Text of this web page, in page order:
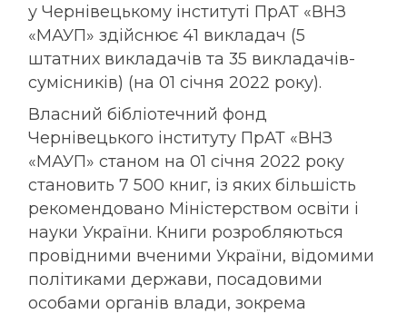
уЧернівецькому інституті ПрАТ «ВНЗ
«МАУП» здійснює 41 викладач (5
штатних викладачів та 35 викладачів-
сумісників) (на 01 січня 2022 року).
Власний бібліотечний фонд
Чернівецького інституту ПрАТ «ВНЗ
«МАУП» станом на 01 січня 2022 року
становить 7 500 книг, із яких більшість
рекомендовано Міністерством освіти і
науки України. Книги розробляються
провідними вченими України, відомими
політиками держави, посадовими
особами органів влади, зокрема